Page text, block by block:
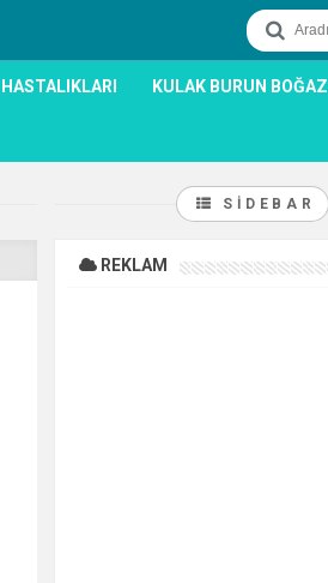
KULAK BURUN BOĞAZ
SIDEBAR
REKLAM